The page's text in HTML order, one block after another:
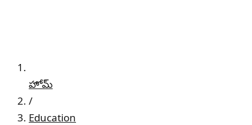
హోమ్
/
Education